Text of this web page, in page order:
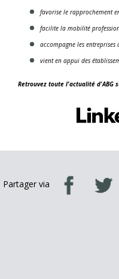
favorise le rapprochement
facilite la mobilité
accompagne les entreprises
vient en appui des
Retrouvez toute l'actualité d'ABG
Partager via